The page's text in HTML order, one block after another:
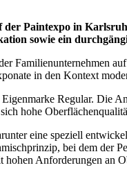
der Paintexpo in
sowie ein
Familienunternehmen
in den Kontext
Regular. Die
hohe
eine speziell
bei dem der
Anforderungen an